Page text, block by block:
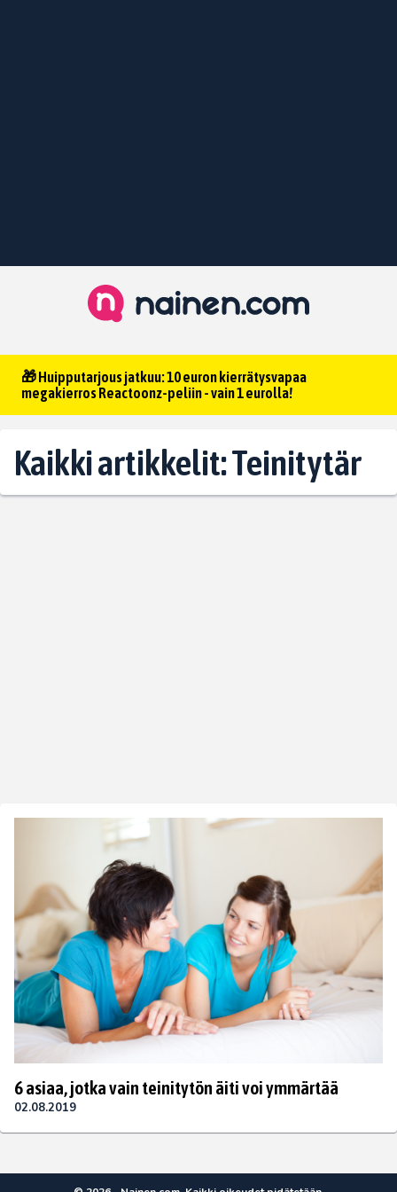
🎁 Huipputarjous jatkuu: 10 euron kierrätysvapaa
megakierros Reactoonz-peliin - vain 1 eurolla!
Kaikki artikkelit: Teinitytär
6 asiaa, jotka vain teinitytön äiti voi ymmärtää
02.08.2019